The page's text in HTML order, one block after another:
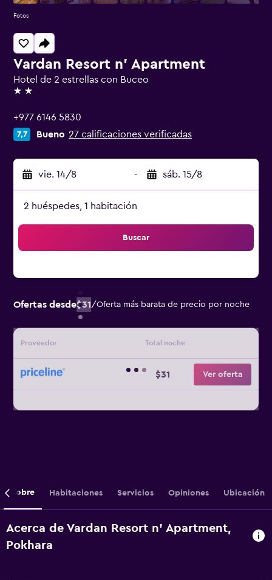
Vardan Resort n' Apartment
Hotel de 2 estrellas con Buceo
2 estrellas
+977 6146 5830
7,7 Bueno 27 calificaciones verificadas
vie. 14/8 - sáb. 15/8
2 huéspedes, 1 habitación
Buscar
Ofertas desde$31/Oferta más barata de precio por noche
Proveedor Total noche
$31 Ver oferta
Fotos
Sobre Habitaciones Servicios Opiniones Ubicación
Acerca de Vardan Resort n' Apartment,
Pokhara